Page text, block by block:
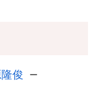
俊 ─